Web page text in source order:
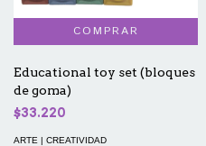
Educational toy set (bloques
de goma)
$33.220
ARTE | CREATIVIDAD